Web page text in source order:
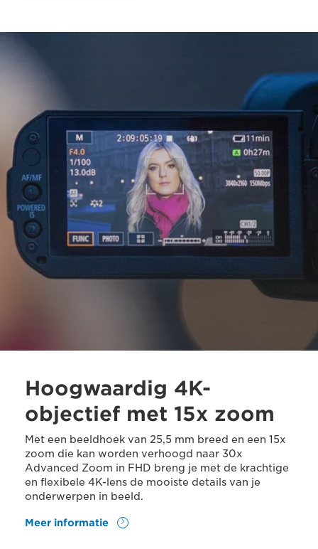
Hoogwaardig 4K-
objectief met 15x zoom
Met een beeldhoek van 25,5 mm breed en een 15x
zoom die kan worden verhoogd naar 30x
Advanced Zoom in FHD breng je met de krachtige
en flexibele 4K-lens de mooiste details van je
onderwerpen in beeld.
Meer informatie